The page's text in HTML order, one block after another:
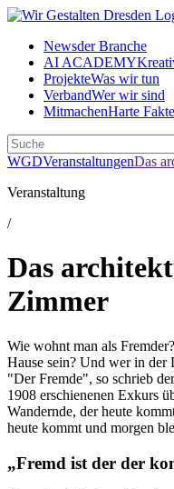
Newsder Branche
AI ACADEMY
ProjekteWas wir tun
VerbandWer wir sind
MitmachenHarte
WGDVeranstaltungenDas
Veranstaltung
/
Das
Zimmer
Wie wohnt man als
Hause sein? Und wer in der
"Der Fremde", so schrieb
1908 erschienenen Exkurs
Wandernde, der heute
heute kommt und morgen
„Fremd ist der der